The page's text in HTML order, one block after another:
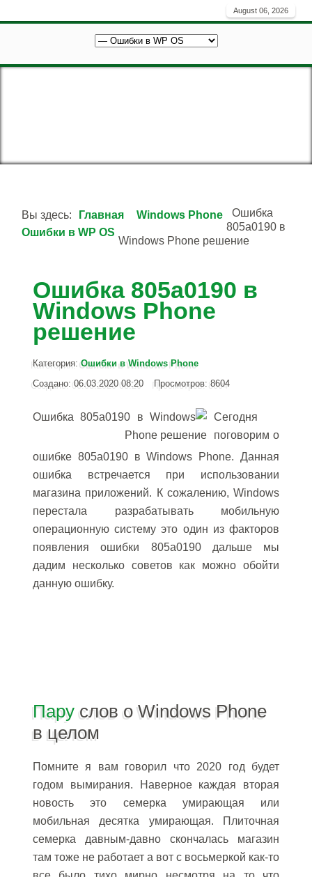
August 06, 2026
Вы здесь: Главная
Windows Phone
Ошибки в WP OS
Ошибка
805a0190 в
Windows Phone решение
Ошибка 805a0190 в
Windows Phone
решение
Категория:Ошибки в Windows Phone
Создано: 06.03.2020 08:20
Просмотров: 8604
Сегодня
поговорим о
ошибке 805a0190 в Windows Phone. Данная
ошибка встречается при использовании
магазина приложений. К сожалению, Windows
перестала разрабатывать мобильную
операционную систему это один из факторов
появления ошибки 805a0190 дальше мы
дадим несколько советов как можно обойти
данную ошибку.
Паруслов о Windows Phone
в целом
Помните я вам говорил что 2020 год будет
годом вымирания. Наверное каждая вторая
новость это семерка умирающая или
мобильная десятка умирающая. Плиточная
семерка давным-давно скончалась магазин
там тоже не работает а вот с восьмеркой как-то